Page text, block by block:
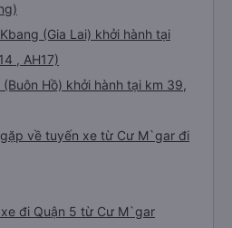
(Gia Lai) khởi hành tại
, AH17)
Hồ) khởi hành tại km 39,
về tuyến xe từ Cư M`gar đi
đi Quận 5 từ Cư M`gar